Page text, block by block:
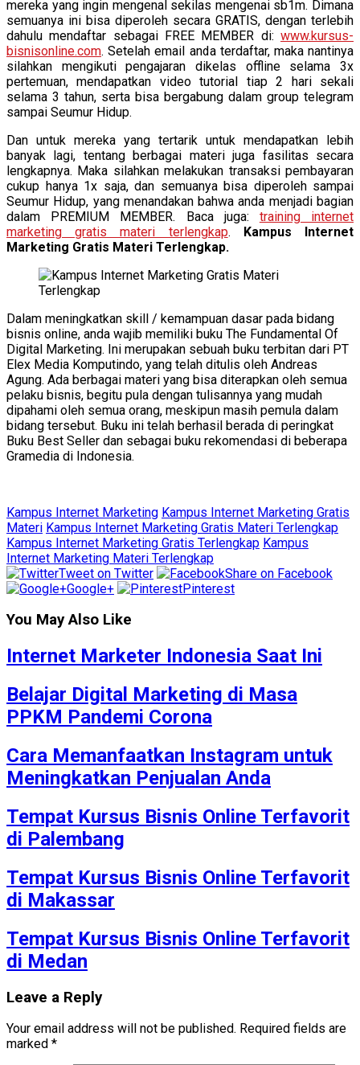
mereka yang ingin mengenal sekilas mengenai sb1m. Dimana
semuanya ini bisa diperoleh secara GRATIS, dengan terlebih
dahulu mendaftar sebagai FREE MEMBER di: www.kursus-
bisnisonline.com. Setelah email anda terdaftar, maka nantinya
silahkan mengikuti pengajaran dikelas offline selama 3x
pertemuan, mendapatkan video tutorial tiap 2 hari sekali
selama 3 tahun, serta bisa bergabung dalam group telegram
sampai Seumur Hidup.
Dan untuk mereka yang tertarik untuk mendapatkan lebih
banyak lagi, tentang berbagai materi juga fasilitas secara
lengkapnya. Maka silahkan melakukan transaksi pembayaran
cukup hanya 1x saja, dan semuanya bisa diperoleh sampai
Seumur Hidup, yang menandakan bahwa anda menjadi bagian
dalam PREMIUM MEMBER. Baca juga: training internet
marketing gratis materi terlengkap. Kampus Internet
Marketing Gratis Materi Terlengkap.
Dalam meningkatkan skill / kemampuan dasar pada bidang
bisnis online, anda wajib memiliki buku The Fundamental Of
Digital Marketing. Ini merupakan sebuah buku terbitan dari PT
Elex Media Komputindo, yang telah ditulis oleh Andreas
Agung. Ada berbagai materi yang bisa diterapkan oleh semua
pelaku bisnis, begitu pula dengan tulisannya yang mudah
dipahami oleh semua orang, meskipun masih pemula dalam
bidang tersebut. Buku ini telah berhasil berada di peringkat
Buku Best Seller dan sebagai buku rekomendasi di beberapa
Gramedia di Indonesia.
Kampus Internet Marketing Kampus Internet Marketing Gratis
Materi Kampus Internet Marketing Gratis Materi Terlengkap
Kampus Internet Marketing Gratis Terlengkap Kampus
Internet Marketing Materi Terlengkap
Tweet on Twitter
Share on Facebook
Google+
Pinterest
You May Also Like
Internet Marketer Indonesia Saat Ini
Belajar Digital Marketing di Masa
PPKM Pandemi Corona
Cara Memanfaatkan Instagram untuk
Meningkatkan Penjualan Anda
Tempat Kursus Bisnis Online Terfavorit
di Palembang
Tempat Kursus Bisnis Online Terfavorit
di Makassar
Tempat Kursus Bisnis Online Terfavorit
di Medan
Leave a Reply
Your email address will not be published. Required fields are
marked *